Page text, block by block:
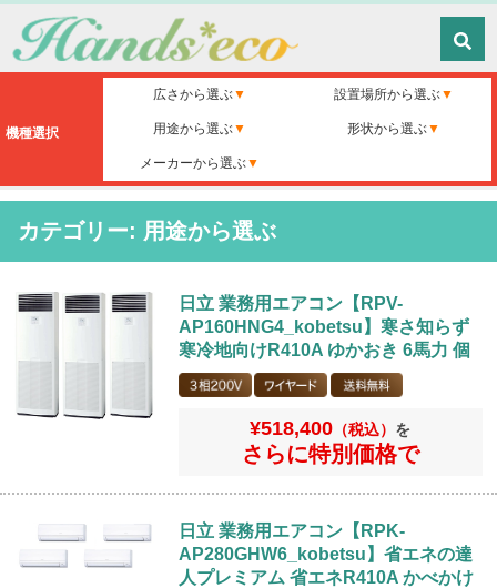
機種選択
広さから選ぶ 設置場所から選ぶ
用途から選ぶ 形状から選ぶ
メーカーから選ぶ
カテゴリー: 用途から選ぶ
日立 業務用エアコン【RPV-
AP160HNG4_kobetsu】寒さ知らず
寒冷地向けR410A ゆかおき 6馬力 個
別トリプル 寒冷地向け型 三相200V
ワイヤードリモコン
¥518,400 （税込） を
さらに特別価格で
日立 業務用エアコン【RPK-
AP280GHW6_kobetsu】省エネの達
人プレミアム 省エネR410A かべかけ